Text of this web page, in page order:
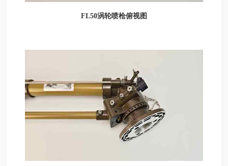
FL50涡轮喷枪俯视图